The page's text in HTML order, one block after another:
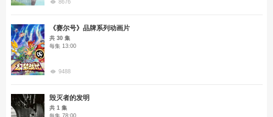
8676
《赛尔号》品牌系列动画片
共 30 集
每集 13:00
9488
毁灭者的发明
共 1 集